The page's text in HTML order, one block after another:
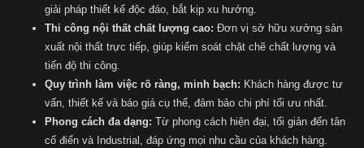
giải pháp thiết kế độc đáo, bắt kịp xu hướng.
Thi công nội thất chất lượng cao: Đơn vị sở hữu xưởng sản
xuất nội thất trực tiếp, giúp kiểm soát chặt chẽ chất lượng và
tiến độ thi công.
Quy trình làm việc rõ ràng, minh bạch: Khách hàng được tư
vấn, thiết kế và báo giá cụ thể, đảm bảo chi phí tối ưu nhất.
Phong cách đa dạng: Từ phong cách hiện đại, tối giản đến tân
cổ điển và Industrial, đáp ứng mọi nhu cầu của khách hàng.